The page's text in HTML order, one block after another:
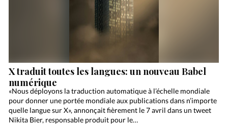
X traduit toutes les langues: un nouveau Babel
numérique
«Nous déployons la traduction automatique à l’échelle mondiale
pour donner une portée mondiale aux publications dans n’importe
quelle langue sur X», annonçait fièrement le 7 avril dans un tweet
Nikita Bier, responsable produit pour le…